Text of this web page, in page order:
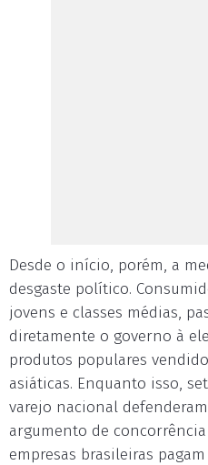
Desde o início, porém, a
desgaste político.
jovens e classes médias,
diretamente o governo à
produtos populares
asiáticas. Enquanto isso,
varejo nacional
argumento de
empresas brasileiras